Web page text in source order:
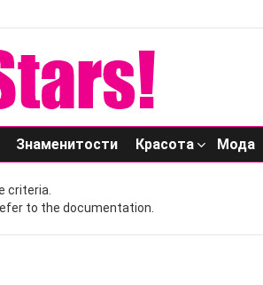
Знаменитости Красота Мода
criteria.
to the documentation.